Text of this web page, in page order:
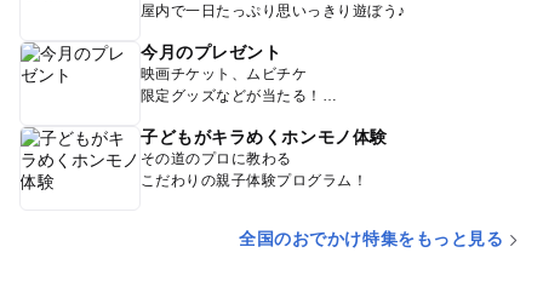
屋内で一日たっぷり思いっきり遊ぼう♪
今月のプレゼント
映画チケット、ムビチケ
限定グッズなどが当たる！
子どもがキラめくホンモノ体験
その道のプロに教わる
こだわりの親子体験プログラム！
全国のおでかけ特集をもっと見る